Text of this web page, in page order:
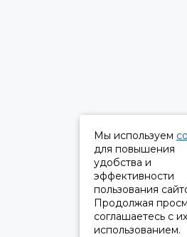
Мы используем
для повышения
удобства и
эффективности
пользования
Продолжая
соглашаетесь с их
использованием.